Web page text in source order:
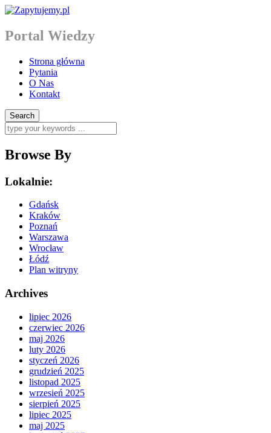
Portal Wiedzy
Strona główna
Pytania
O Nas
Kontakt
Browse By
Lokalnie:
Gdańsk
Kraków
Poznań
Warszawa
Wrocław
Łódź
Plan witryny
Archives
lipiec 2026
czerwiec 2026
maj 2026
luty 2026
styczeń 2026
grudzień 2025
listopad 2025
wrzesień 2025
sierpień 2025
lipiec 2025
maj 2025